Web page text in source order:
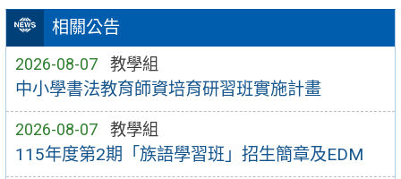
相關公告
2026-08-07 教學組
中小學書法教育師資培育研習班實施計畫
2026-08-07 教學組
115年度第2期「族語學習班」招生簡章及EDM